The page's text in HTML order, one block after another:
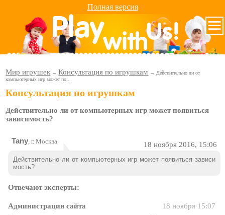
Полная версия
Мир игрушек → Консультация по игрушкам → Действительно ли от
компьютерных игр может по...
Консультация по игрушкам
Действительно ли от компьютерных игр может появиться
зависимость?
Tany, г. Москва 18 ноября 2016, 15:06
Действительно ли от компьютерных игр может появиться зависи
мость?
Отвечают эксперты:
Администрация сайта
18 ноября 15:07